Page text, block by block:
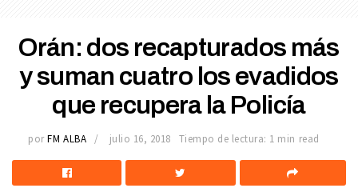
Orán: dos recapturados más
y suman cuatro los evadidos
que recupera la Policía
por FM ALBA julio 16, 2018 Tiempo de lectura: 1 min read